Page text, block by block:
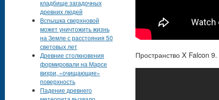
Пространство X Falcon
кладбище загадочных
древних людей
Вспышка сверхновой
может уничтожить жизнь
на Земле с расстояния 50
световых лет
Древние столкновения
формировали на Марсе
вихри, «очищающие»
поверхность
Падение древнего